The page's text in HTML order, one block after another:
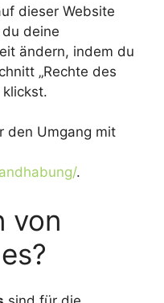
dieser Website
deine
ändern, indem du
„Rechte des
klickst.
den Umgang mit
.
von